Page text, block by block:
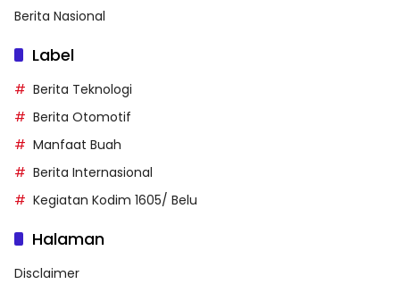
Berita Nasional
Label
Berita Teknologi
Berita Otomotif
Manfaat Buah
Berita Internasional
Kegiatan Kodim 1605/ Belu
Halaman
Disclaimer